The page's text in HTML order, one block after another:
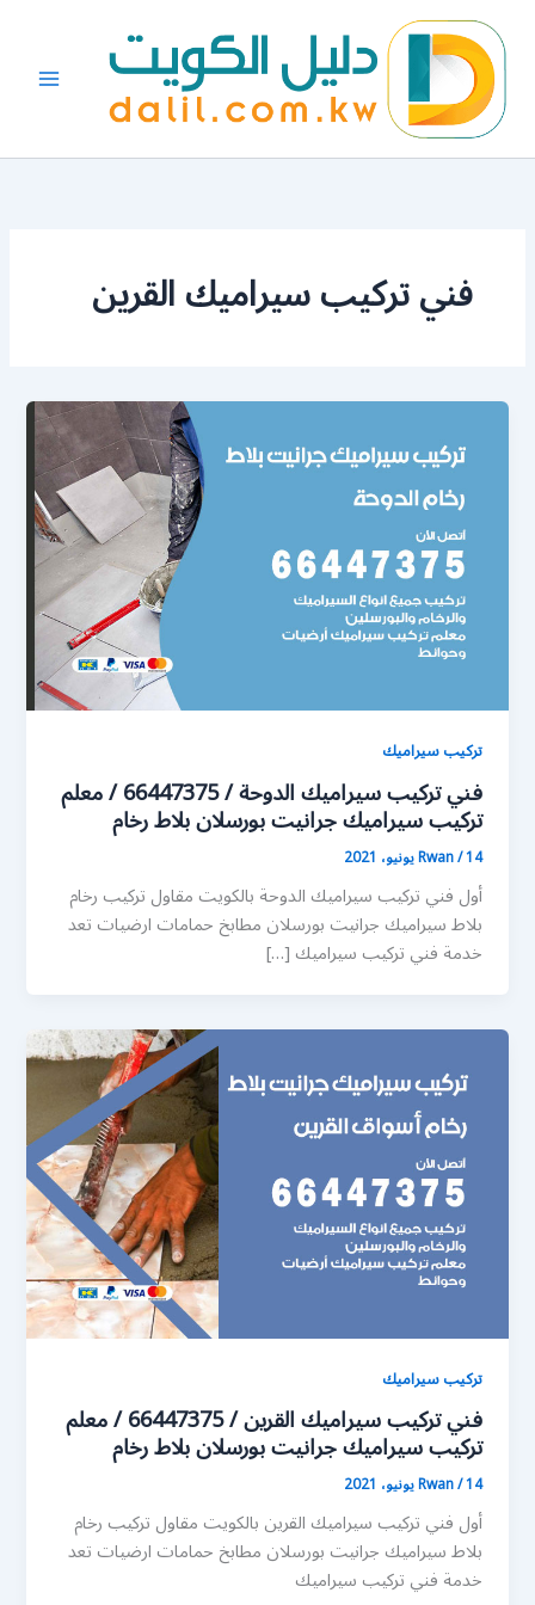
المحتوى
فني تركيب سيراميك القرين
تركيب سيراميك
فني تركيب سيراميك الدوحة / 66447375 / معلم
تركيب سيراميك جرانيت بورسلان بلاط رخام
Rwan/14 يونيو، 2021
أول فني تركيب سيراميك الدوحة بالكويت مقاول تركيب رخام
بلاط سيراميك جرانيت بورسلان مطابخ حمامات ارضيات تعد
خدمة فني تركيب سيراميك […]
تركيب سيراميك
فني تركيب سيراميك القرين / 66447375 / معلم
تركيب سيراميك جرانيت بورسلان بلاط رخام
Rwan/14 يونيو، 2021
أول فني تركيب سيراميك القرين بالكويت مقاول تركيب رخام
بلاط سيراميك جرانيت بورسلان مطابخ حمامات ارضيات تعد
خدمة فني تركيب سيراميك